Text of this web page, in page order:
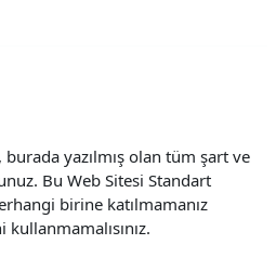
yazılmış olan tüm şart ve
Bu Web Sitesi Standart
birine katılmamanız